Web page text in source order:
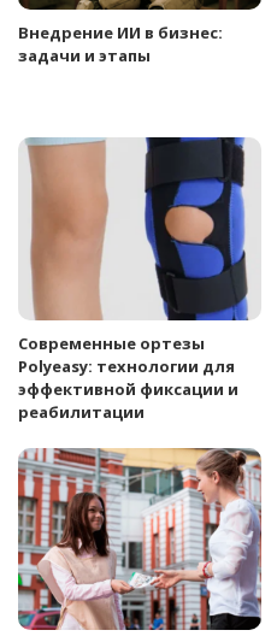
Внедрение ИИ в бизнес:
задачи и этапы
Современные ортезы
Polyeasy: технологии для
эффективной фиксации и
реабилитации